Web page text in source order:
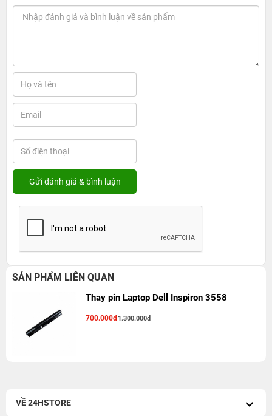
SẢN PHẨM LIÊN QUAN
Thay pin Laptop Dell Inspiron 3558
700.000đ1.300.000đ
VỀ 24HSTORE